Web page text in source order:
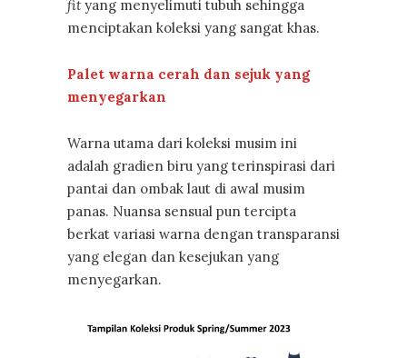
fityang menyelimuti tubuh sehingga
menciptakan koleksi yang sangat khas.
Palet warna cerah dan sejuk yang
menyegarkan
Warna utama dari koleksi musim ini
adalah gradien biru yang terinspirasi dari
pantai dan ombak laut di awal musim
panas. Nuansa sensual pun tercipta
berkat variasi warna dengan transparansi
yang elegan dan kesejukan yang
menyegarkan.